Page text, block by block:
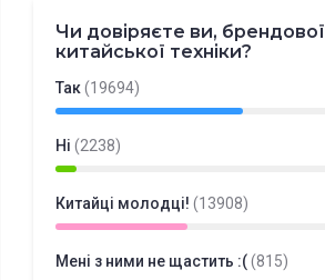
Чи довіряєте ви, брендової
китайської техніки?
Так(19694)
Ні (2238)
Китайці молодці! (13908)
Мені з ними не щастить :((815)